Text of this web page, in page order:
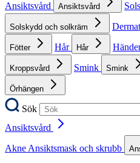
Ansiktsvård
Ansiktsvård
Solskydd och solkräm
Fötter Hår Hår
Kroppsvård Smink Smink
Örhängen
Sök
Ansiktsvård
AkneAnsiktsmask och skrubb